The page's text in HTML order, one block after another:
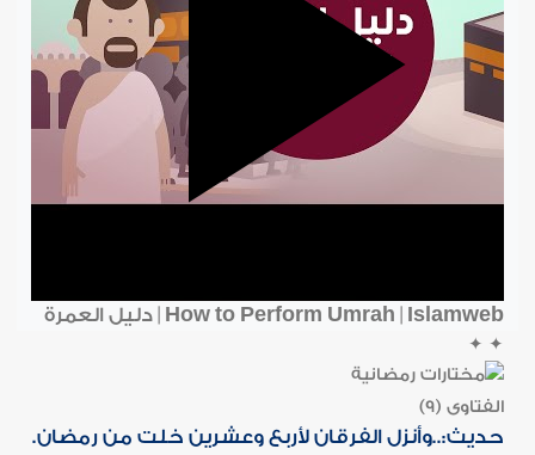
How to Perform Umrah | Islamweb | دليل العمرة
✦
✦
الفتاوى (9)
حديث:..وأنزل الفرقان لأربع وعشرين خلت من رمضان.